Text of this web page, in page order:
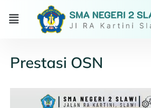
Prestasi OSN